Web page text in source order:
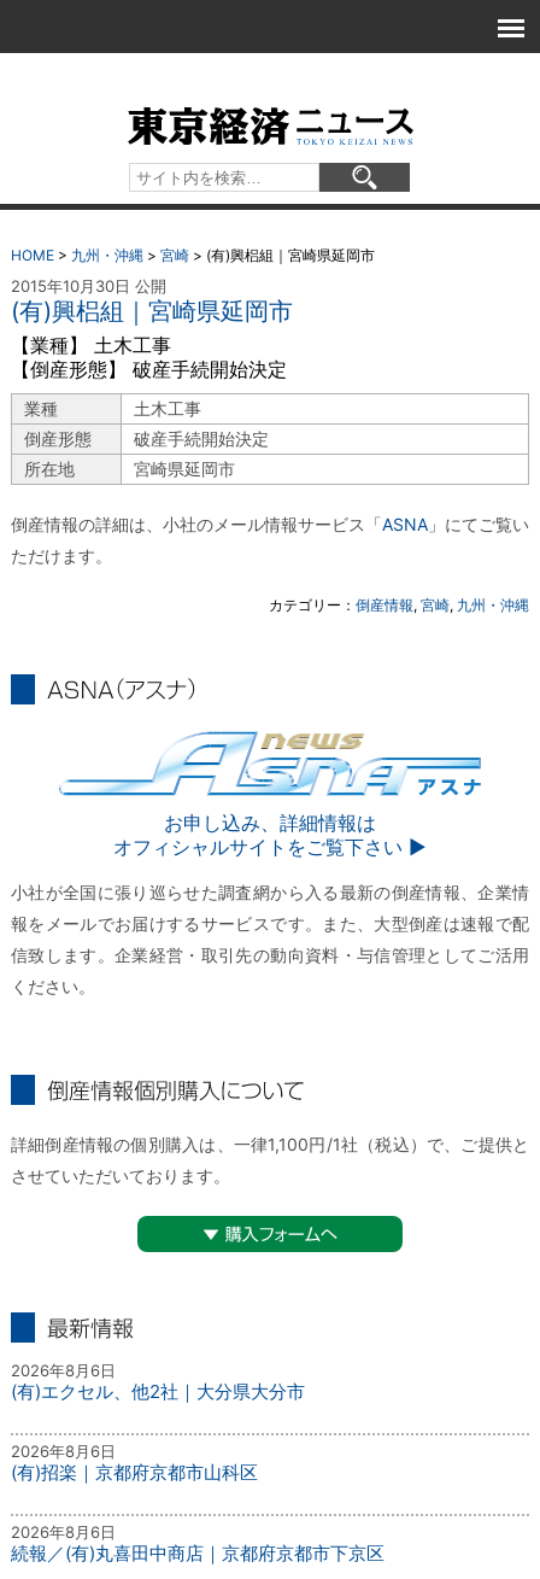
HOME> 九州・沖縄> 宮崎> (有)興梠組｜宮崎県延岡市
2015年10月30日 公開
(有)興梠組｜宮崎県延岡市
【業種】 土木工事
【倒産形態】 破産手続開始決定
業種
土木工事
倒産形態
破産手続開始決定
所在地
宮崎県延岡市
倒産情報の詳細は、小社のメール情報サービス「ASNA 」にてご覧い
ただけます。
カテゴリー：倒産情報,宮崎, 九州・沖縄
お申し込み、詳細情報は
オフィシャルサイトをご覧下さい ▶︎
小社が全国に張り巡らせた調査網から入る最新の倒産情報、企業情
報をメールでお届けするサービスです。また、大型倒産は速報で配
信致します。企業経営・取引先の動向資料・与信管理としてご活用
ください。
詳細倒産情報の個別購入は、一律1,100円/1社（税込）で、ご提供と
させていただいております。
2026年8月6日
(有)エクセル、他2社｜大分県大分市
2026年8月6日
(有)招楽｜京都府京都市山科区
2026年8月6日
続報／(有)丸喜田中商店｜京都府京都市下京区